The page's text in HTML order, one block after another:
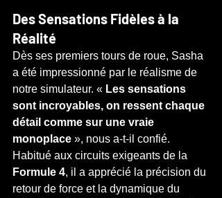
Des Sensations Fidèles à la
Réalité
Dès ses premiers tours de roue, Sasha
a été impressionné par le réalisme de
notre simulateur. « Les sensations
sont incroyables, on ressent chaque
détail comme sur une vraie
monoplace », nous a-t-il confié.
Habitué aux circuits exigeants de la
Formule 4, il a apprécié la précision du
retour de force et la dynamique du